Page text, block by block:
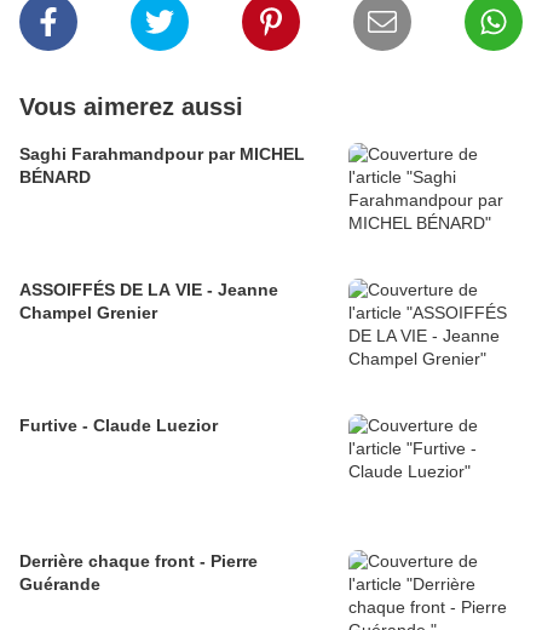
Vous aimerez aussi
Saghi Farahmandpour par MICHEL
BÉNARD
ASSOIFFÉS DE LA VIE - Jeanne
Champel Grenier
Furtive - Claude Luezior
Derrière chaque front - Pierre
Guérande